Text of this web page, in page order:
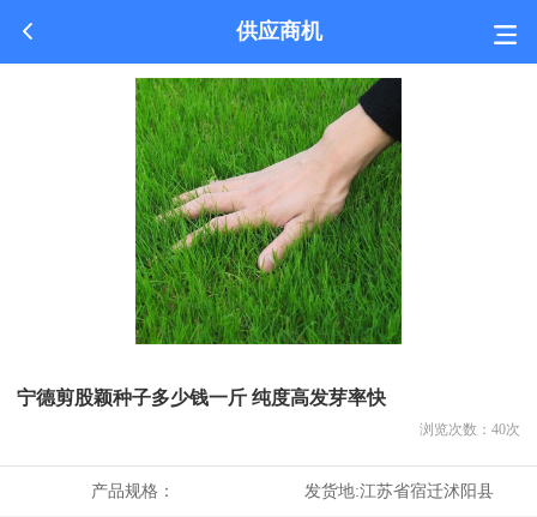
供应商机
宁德剪股颖种子多少钱一斤 纯度高发芽率快
浏览次数： 40次
产品规格： 发货地:江苏省宿迁沭阳县